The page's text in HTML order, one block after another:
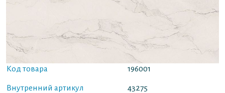
Код товара 196001
Внутренний артикул 43275